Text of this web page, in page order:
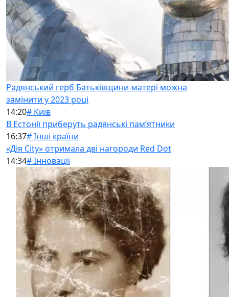
Радянський герб Батьківщини-матері можна
замінити у 2023 році
14:20# Київ
В Естонії приберуть радянські памʼятники
16:37# Інші країни
«Дія City» отримала дві нагороди Red Dot
14:34# Інновації